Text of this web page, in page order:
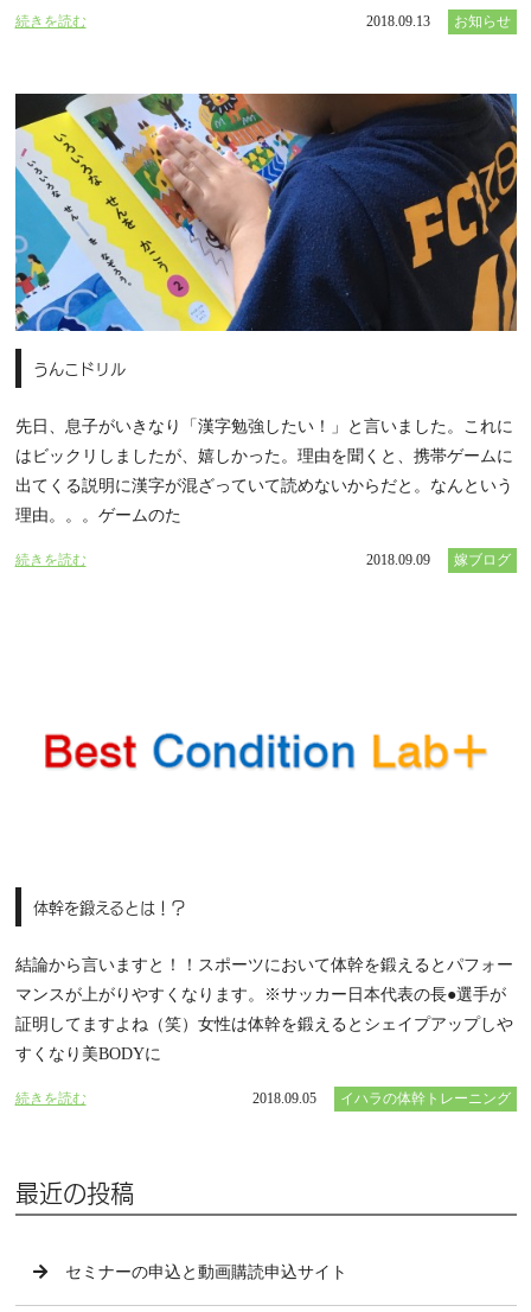
続きを読む 2018.09.13 お知らせ
うんこドリル
先日、息子がいきなり「漢字勉強したい！」と言いました。これに
はビックリしましたが、嬉しかった。理由を聞くと、携帯ゲームに
出てくる説明に漢字が混ざっていて読めないからだと。なんという
理由。。。ゲームのた
続きを読む 2018.09.09 嫁ブログ
体幹を鍛えるとは！？
結論から言いますと！！スポーツにおいて体幹を鍛えるとパフォー
マンスが上がりやすくなります。※サッカー日本代表の長●選手が
証明してますよね（笑）女性は体幹を鍛えるとシェイプアップしや
すくなり美BODYに
続きを読む 2018.09.05 イハラの体幹トレーニング
最近の投稿
セミナーの申込と動画購読申込サイト